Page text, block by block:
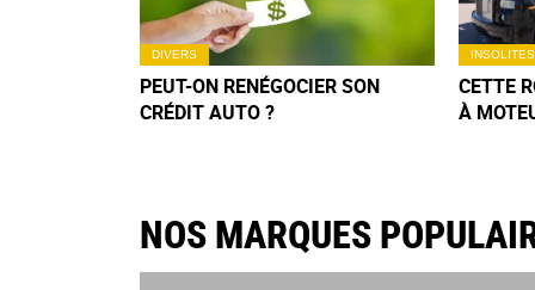
DIVERS
PEUT-ON RENÉGOCIER SON
CRÉDIT AUTO ?
INSOLITES
CETTE
À
NOS MARQUES